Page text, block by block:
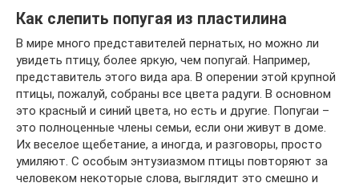
Как слепить попугая из пластилина
В мире много представителей пернатых, но можно ли
увидеть птицу, более яркую, чем попугай. Например,
представитель этого вида ара. В оперении этой крупной
птицы, пожалуй, собраны все цвета радуги. В основном
это красный и синий цвета, но есть и другие. Попугаи –
это полноценные члены семьи, если они живут в доме.
Их веселое щебетание, а иногда, и разговоры, просто
умиляют. С особым энтузиазмом птицы повторяют за
человеком некоторые слова, выглядит это смешно и